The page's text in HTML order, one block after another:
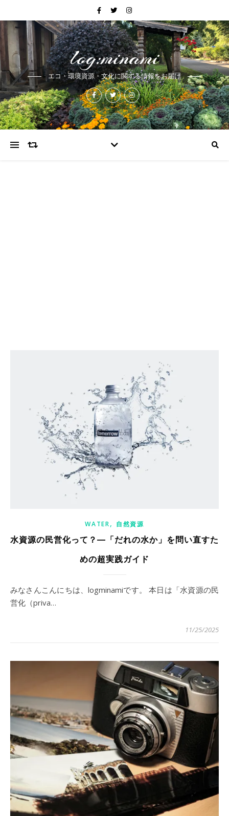
log:minami
エコ・環境資源・文化に関する情報をお届け
WATER, 自然資源
水資源の民営化って？—「だれの水か」を問い直すた
めの超実践ガイド
みなさんこんにちは、logminamiです。 本日は「水資源の民
営化（priva…
11/25/2025